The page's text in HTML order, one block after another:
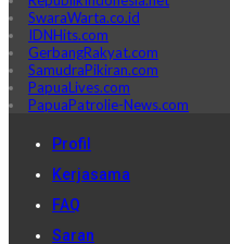
SwaraWarta.co.id
IDNHits.com
GerbangRakyat.com
SamudraPikiran.com
PapuaLives.com
PapuaPatrolie-News.com
Profil
Kerjasama
FAQ
Saran